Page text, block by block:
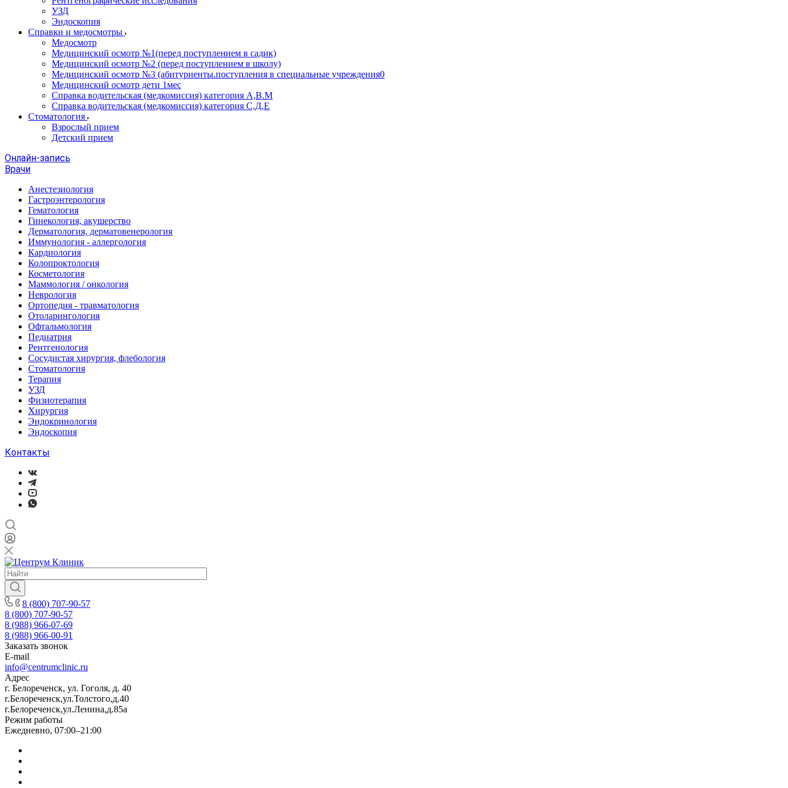
УЗД
Эндоскопия
Справки и медосмотры
Медосмотр
Медицинский осмотр №1(перед поступлением в садик)
Медицинский осмотр №2 (перед поступлением в школу)
Медицинский осмотр №3 (абитуриенты.поступления в специальные учреждения0
Медицинский осмотр дети 1мес
Справка водительская (медкомиссия) категория А,В.М
Справка водительская (медкомиссия) категория С,Д,Е
Стоматология
Взрослый прием
Детский прием
Онлайн-запись
Врачи
Анестезиология
Гастроэнтерология
Гематология
Гинекология, акушерство
Дерматология, дерматовенерология
Иммунология - аллергология
Кардиология
Колопроктология
Косметология
Маммология / онкология
Неврология
Ортопедия - травматология
Отоларингология
Офтальмология
Педиатрия
Рентгенология
Сосудистая хирургия, флебология
Стоматология
Терапия
УЗД
Физиотерапия
Хирургия
Эндокринология
Эндоскопия
Контакты
8 (800) 707-90-57
8 (800) 707-90-57
8 (988) 966-07-69
8 (988) 966-00-91
Заказать звонок
E-mail
info@centrumclinic.ru
Адрес
г. Белореченск, ул. Гоголя, д. 40
г.Белореченск,ул.Толстого,д.40
г.Белореченск,ул.Ленина,д.85а
Режим работы
Ежедневно, 07:00–21:00